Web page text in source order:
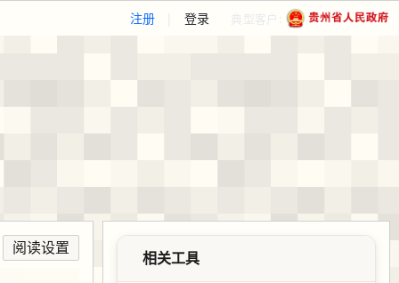
注册 登录 典型客户:
阅读设置
相关工具